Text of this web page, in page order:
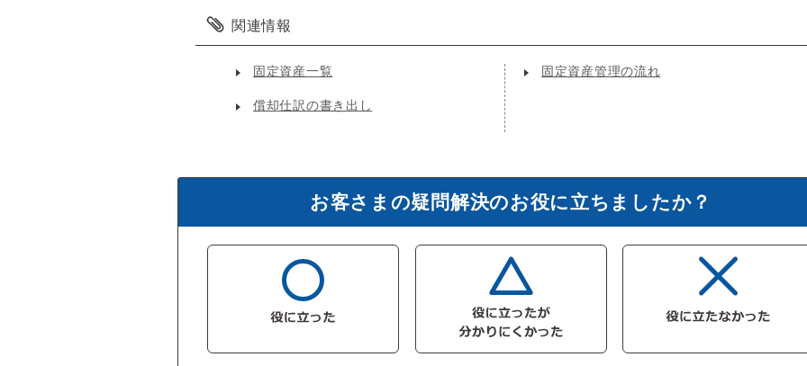
関連情報
固定資産一覧 固定資産管理の流れ
償却仕訳の書き出し
お客さまの疑問解決のお役に立ちましたか？